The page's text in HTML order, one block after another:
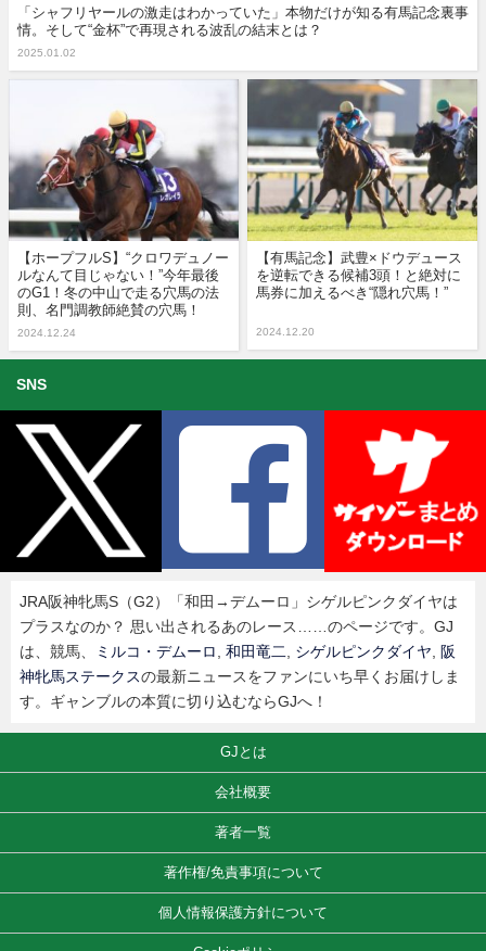
「シャフリヤールの激走はわかっていた」本物だけが知る有馬記念裏事
情。そして“金杯”で再現される波乱の結末とは？
2025.01.02
【ホープフルS】“クロワデュノー
ルなんて目じゃない！”今年最後
のG1！冬の中山で走る穴馬の法
則、名門調教師絶賛の穴馬！
2024.12.24
【有馬記念】武豊×ドウデュース
を逆転できる候補3頭！と絶対に
馬券に加えるべき“隠れ穴馬！”
2024.12.20
SNS
JRA阪神牝馬S（G2）「和田→デムーロ」シゲルピンクダイヤは
プラスなのか？ 思い出されるあのレース……のページです。GJ
は、競馬、
ミルコ・デムーロ 和田竜二 シゲルピンクダイヤ
阪
神牝馬ステークスの最新ニュースをファンにいち早くお届けしま
す。ギャンブルの本質に切り込むならGJへ！
GJとは
会社概要
著者一覧
著作権/免責事項について
個人情報保護方針について